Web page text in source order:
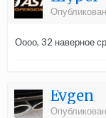
Оооо, 32 наверное
Evgen